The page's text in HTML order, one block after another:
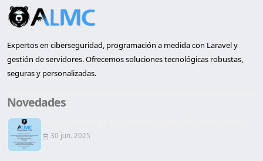
Expertos en ciberseguridad, programación a medida con Laravel y
gestión de servidores. Ofrecemos soluciones tecnológicas robustas,
seguras y personalizadas.
Novedades
30 jun. 2025